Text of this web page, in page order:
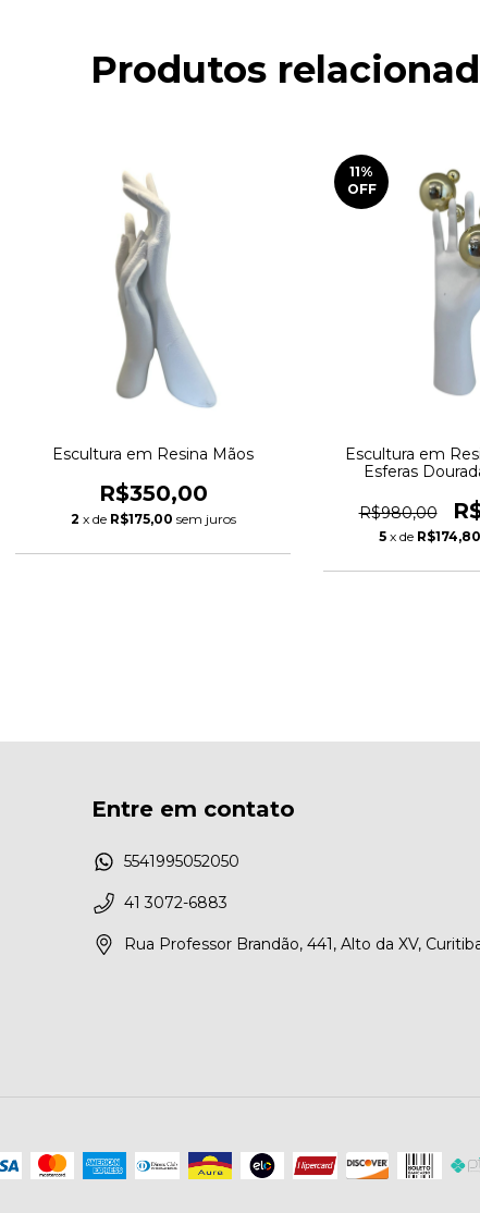
Produtos
Escultura em Resina Mãos
R$350,00
2 x de R$175,00 sem juros
11%
OFF
Escultura em
Esferas
R$980,00
5 x de R$174,80
Entre em contato
5541995052050
41 3072-6883
Rua Professor Brandão, 441, Alto da XV,